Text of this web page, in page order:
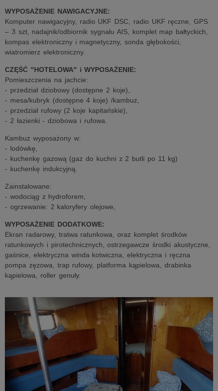
WYPOSAŻENIE NAWIGACYJNE:
Komputer nawigacyjny, radio UKF DSC, radio UKF ręczne, GPS
– 3 szt, nadajnik/odbiornik sygnału AIS, komplet map bałtyckich,
kompas elektroniczny i magnetyczny, sonda głębokości,
wiatromierz elektroniczny.
CZĘŚĆ "HOTELOWA" i WYPOSAŻENIE:
Pomieszczenia na jachcie:
- przedział dziobowy (dostępne 2 koje),
- mesa/kubryk (dostępne 4 koje) /kambuz,
- przedział rufowy (2 koje kapitańskie),
- 2 łazienki - dziobowa i rufowa.
Kambuz wyposażony w:
- lodówkę,
- kuchenkę gazową (gaz do kuchni z 2 butli po 11 kg)
- kuchenkę indukcyjną.
Zainstalowane:
- wodociąg z hydroforem,
- ogrzewanie: 2 kaloryfery olejowe,
WYPOSAŻENIE DODATKOWE:
Ekran radarowy, tratwa ratunkowa, oraz komplet środków
ratunkowych i pirotechnicznych, ostrzegawcze środki akustyczne,
gaśnice, elektryczna winda kotwiczna, elektryczna i ręczna
pompa zęzowa, trap rufowy, platforma kąpielowa, drabinka
kąpielowa, roller genuły.